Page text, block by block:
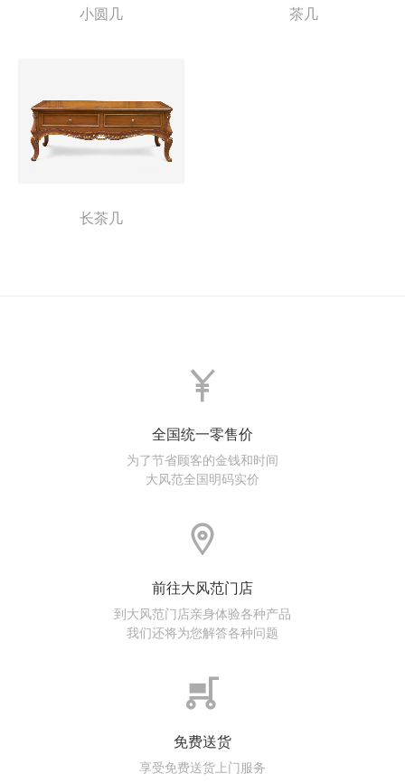
小圆几 茶几
长茶几
全国统一零售价
为了节省顾客的金钱和时间
大风范全国明码实价
前往大风范门店
到大风范门店亲身体验各种产品
我们还将为您解答各种问题
免费送货
享受免费送货上门服务